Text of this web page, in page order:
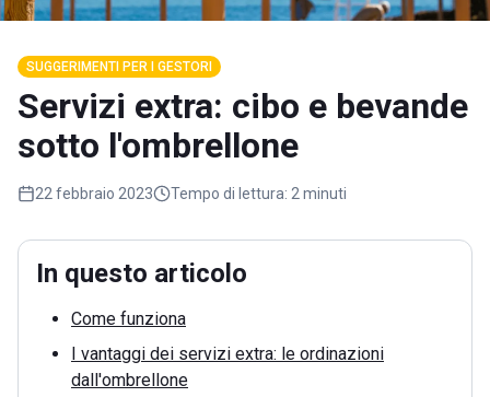
SUGGERIMENTI PER I GESTORI
Servizi extra: cibo e bevande
sotto l'ombrellone
22 febbraio 2023 Tempo di lettura: 2 minuti
In questo articolo
Come funziona
I vantaggi dei servizi extra: le ordinazioni
dall'ombrellone